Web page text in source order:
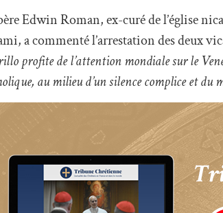
Edwin Roman, ex-curé de l’église
a commenté l’arrestation des deux
profite de l’attention mondiale sur le
au milieu d’un silence complice et du